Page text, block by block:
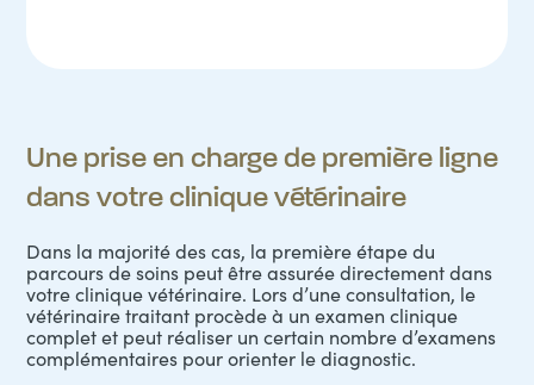
Une prise en charge de première ligne
dans votre clinique vétérinaire
Dans la majorité des cas, la première étape du
parcours de soins peut être assurée directement dans
votre clinique vétérinaire. Lors d’une consultation, le
vétérinaire traitant procède à un examen clinique
complet et peut réaliser un certain nombre d’examens
complémentaires pour orienter le diagnostic.